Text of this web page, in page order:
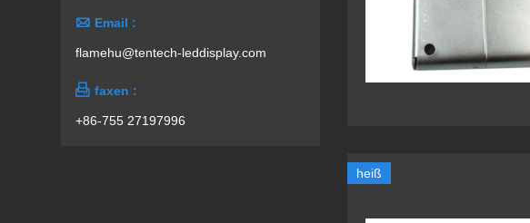
heiß
 Email :
flamehu@tentech-leddisplay.com
 faxen :
+86-755 27197996